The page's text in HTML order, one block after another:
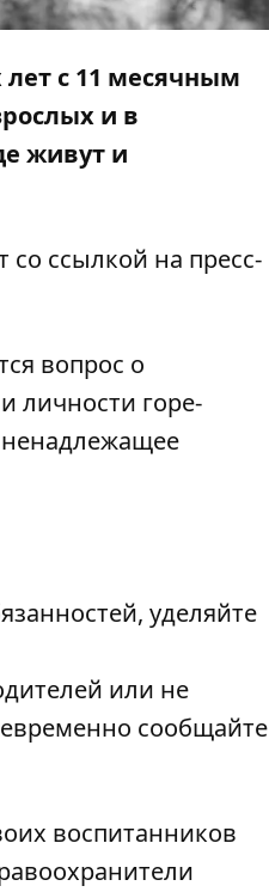
с 11 месячным
и в
живут и
ссылкой на пресс-
вопрос о
личности горе-
ненадлежащее
уделяйте
или не
сообщайте
воспитанников